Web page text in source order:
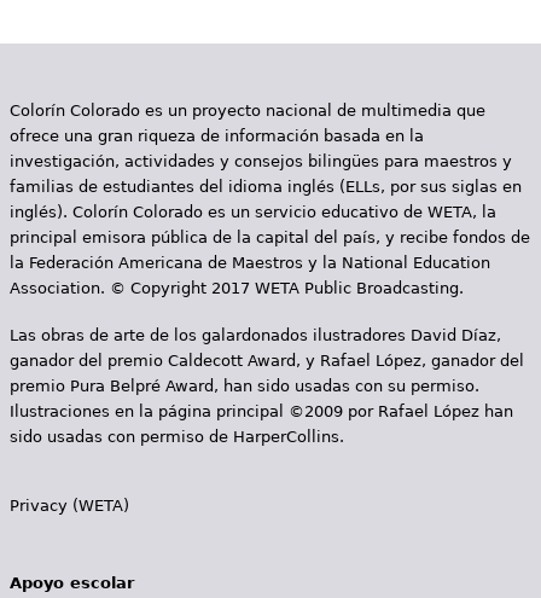
Colorín Colorado es un proyecto nacional de multimedia que
ofrece una gran riqueza de información basada en la
investigación, actividades y consejos bilingües para maestros y
familias de estudiantes del idioma inglés (ELLs, por sus siglas en
inglés). Colorín Colorado es un servicio educativo de WETA, la
principal emisora pública de la capital del país, y recibe fondos de
la Federación Americana de Maestros y la National Education
Association. © Copyright 2017 WETA Public Broadcasting.
Las obras de arte de los galardonados ilustradores David Díaz,
ganador del premio Caldecott Award, y Rafael López, ganador del
premio Pura Belpré Award, han sido usadas con su permiso.
Ilustraciones en la página principal ©2009 por Rafael López han
sido usadas con permiso de HarperCollins.
Privacy (WETA)
Apoyo escolar